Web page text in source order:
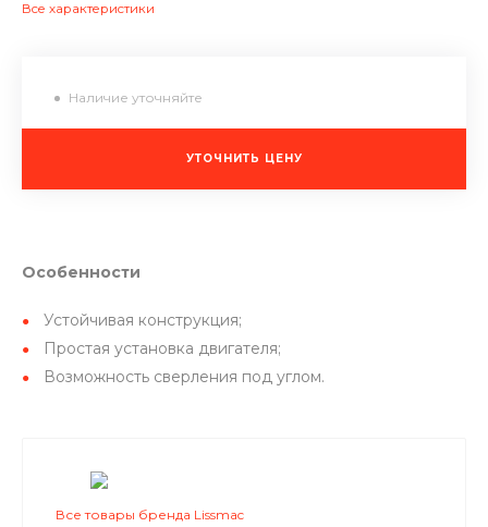
Все характеристики
Наличие уточняйте
УТОЧНИТЬ ЦЕНУ
Особенности
Устойчивая конструкция;
Простая установка двигателя;
Возможность сверления под углом.
Все товары бренда Lissmac